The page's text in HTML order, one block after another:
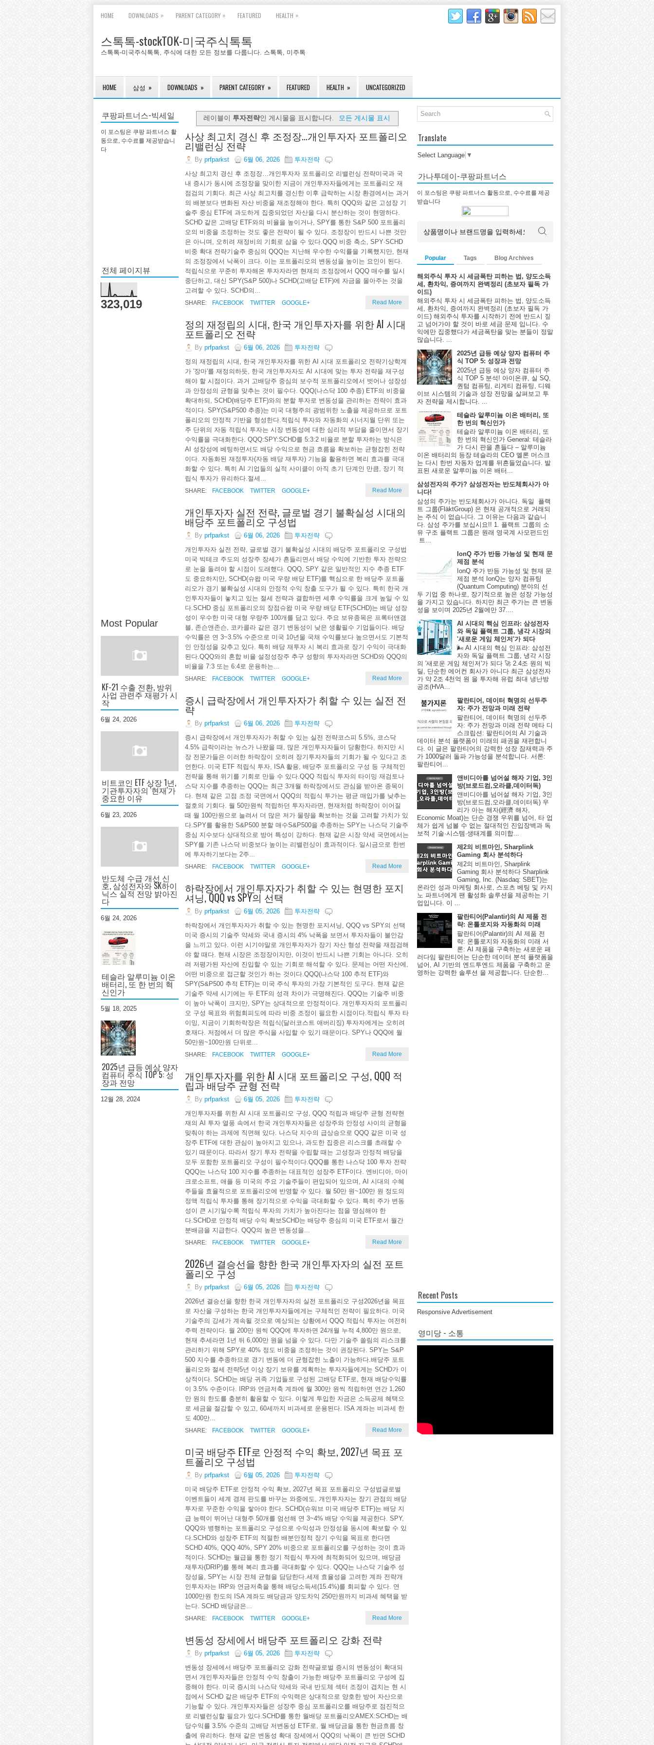
HOME DOWNLOADS » PARENT CATEGORY » FEATURED HEALTH »
스톡톡-stockTOK-미국주식톡톡
스톡톡-미국주식톡톡, 주식에 대한 모든 정보를 다룹니다. 스톡톡, 미주톡
HOME 삼성 » DOWNLOADS » PARENT CATEGORY » FEATURED HEALTH » UNCATEGORIZED
쿠팡파트너스-빅세일
이 포스팅은 쿠팡 파트너스 활
동으로, 수수료를 제공받습니
다
전체 페이지뷰
323,019
Most Popular
KF-21 수출 전환, 방위
사업 관련주 재평가 시
작
6월 24, 2026
비트코인 ETF 상장 1년,
기관투자자의 '현재'가
중요한 이유
6월 23, 2026
반도체 수급 개선 신
호, 삼성전자와 SK하이
닉스 실적 전망 밝아진
다
6월 24, 2026
테슬라 알루미늄 이온
배터리, 또 한 번의 혁
신인가
5월 18, 2025
2025년 급등 예상 양자
컴퓨터 주식 TOP 5: 성
장과 전망
12월 28, 2024
레이블이 투자전략인 게시물을 표시합니다. 모든 게시물 표시
사상 최고치 경신 후 조정장…개인투자자 포트폴리오
리밸런싱 전략
By prfparkst 6월 06, 2026
투자전략
사상 최고치 경신 후 조정장…개인투자자 포트폴리오 리밸런싱 전략미국과 국
내 증시가 동시에 조정장을 맞이한 지금이 개인투자자들에게는 포트폴리오 재
점검의 기회다. 최근 사상 최고치를 경신한 이후 급락하는 시장 환경에서는 과거
의 배분보다 변화된 자산 비중을 재조정해야 한다. 특히 QQQ와 같은 고성장 기
술주 중심 ETF에 과도하게 집중되었던 자산을 다시 분산하는 것이 현명하다.
SCHD 같은 고배당 ETF와의 비율을 높이거나, SPY를 통한 S&P 500 포트폴리
오의 비중을 조정하는 것도 좋은 전략이 될 수 있다. 조정장이 반드시 나쁜 것만
은 아니며, 오히려 재정비의 기회로 삼을 수 있다.QQQ 비중 축소, SPY·SCHD
비중 확대 전략기술주 중심의 QQQ는 지난해 우수한 수익률을 기록했지만, 현재
의 조정장에서 낙폭이 크다. 이는 포트폴리오의 변동성을 높이는 요인이 된다.
적립식으로 꾸준히 투자해온 투자자라면 현재의 조정장에서 QQQ 매수를 일시
중단하고, 대신 SPY(S&P 500)나 SCHD(고배당 ETF)에 자금을 몰아주는 것을
고려할 수 있다. SCHD의...
SHARE: FACEBOOK TWITTER GOOGLE+ Read More
정의 재정립의 시대, 한국 개인투자자를 위한 AI 시대
포트폴리오 전략
By prfparkst 6월 06, 2026
투자전략
정의 재정립의 시대, 한국 개인투자자를 위한 AI 시대 포트폴리오 전략기상학계
가 '장마'를 재정의하듯, 한국 개인투자자도 AI 시대에 맞는 투자 전략을 재구성
해야 할 시점이다. 과거 고배당주 중심의 보수적 포트폴리오에서 벗어나 성장성
과 안정성의 균형을 맞추는 것이 필수다. QQQ(나스닥 100 추종) ETF의 비중을
확대하되, SCHD(배당주 ETF)와의 분할 투자로 변동성을 관리하는 전략이 효과
적이다. SPY(S&P500 추종)는 미국 대형주의 광범위한 노출을 제공하므로 포트
폴리오의 안정적 기반을 형성한다.적립식 투자와 자동화의 시너지월 단위 또는
주 단위의 자동 적립식 투자는 시장 변동성에 대한 심리적 부담을 줄이면서 장기
수익률을 극대화한다. QQQ:SPY:SCHD를 5:3:2 비율로 분할 투자하는 방식은
AI 성장성에 베팅하면서도 배당 수익으로 현금 흐름을 확보하는 균형잡힌 전략
이다. 자동화된 재정투자(자동 배당 재투자) 기능을 활용하면 복리 효과를 극대
화할 수 있다. 특히 AI 기업들의 실적 사이클이 아직 초기 단계인 만큼, 장기 적
립식 투자가 유리하다.절세...
SHARE: FACEBOOK TWITTER GOOGLE+ Read More
개인투자자 실전 전략, 글로벌 경기 불확실성 시대의
배당주 포트폴리오 구성법
By prfparkst 6월 06, 2026
투자전략
개인투자자 실전 전략, 글로벌 경기 불확실성 시대의 배당주 포트폴리오 구성법
미국 빅테크 주도의 성장주 장세가 흔들리면서 배당 수익에 기반한 투자 전략으
로 눈을 돌려야 할 시점이 도래했다. QQQ, SPY 같은 일반적인 지수 추종 ETF
도 중요하지만, SCHD(슈왑 미국 우량 배당 ETF)를 핵심으로 한 배당주 포트폴
리오가 경기 불확실성 시대의 안정적 수익 창출 도구가 될 수 있다. 특히 한국 개
인투자자들이 놓치고 있는 절세 전략과 결합하면 세후 수익률을 크게 높일 수 있
다.SCHD 중심 포트폴리오의 장점슈왑 미국 우량 배당 ETF(SCHD)는 배당 성장
성이 우수한 미국 대형 우량주 100개를 담고 있다. 주요 보유종목은 프록터앤갬
블, 존슨앤존슨, 코카콜라 같은 경기 변동성이 낮은 생활필수 기업들이다. 배당
수익률은 연 3~3.5% 수준으로 미국 10년물 국채 수익률보다 높으면서도 기본적
인 안정성을 갖추고 있다. 특히 배당 재투자 시 복리 효과로 장기 수익이 극대화
된다.QQQ와의 혼합 비율 설정성장주 추구 성향의 투자자라면 SCHD와 QQQ의
비율을 7:3 또는 6:4로 운용하는...
SHARE: FACEBOOK TWITTER GOOGLE+ Read More
증시 급락장에서 개인투자자가 취할 수 있는 실전 전
략
By prfparkst 6월 06, 2026
투자전략
증시 급락장에서 개인투자자가 취할 수 있는 실전 전략코스피 5.5%, 코스닥
4.5% 급락이라는 뉴스가 나왔을 때, 많은 개인투자자들이 당황한다. 하지만 시
장 전문가들은 이러한 하락장이 오히려 장기투자자들의 기회가 될 수 있다고 조
언한다. 미국 ETF 적립식 투자, ISA 활용, 배당주 포트폴리오 구성 등 구체적인
전략을 통해 위기를 기회로 만들 수 있다.QQQ 적립식 투자의 타이밍 재검토나
스닥 지수를 추종하는 QQQ는 최근 3개월 하락장에서도 관심을 받아온 종목이
다. 현재 같은 고점 조정 국면에서 QQQ의 적립식 투가는 평균 매입가를 낮추는
절호의 기회다. 월 50만원씩 적립하던 투자자라면, 현재처럼 하락장이 이어질
때 월 100만원으로 늘려서 더 많은 저가 물량을 확보하는 것을 고려할 가치가 있
다.SPY를 활용한 S&P500 분할 매수S&P500을 추종하는 SPY는 나스닥 기술주
중심 지수보다 상대적으로 방어 특성이 강하다. 현재 같은 시장 약세 국면에서는
SPY를 기존 나스닥 비중보다 높이는 리밸런싱이 효과적이다. 일시금으로 한번
에 투자하기보다는 2주...
SHARE: FACEBOOK TWITTER GOOGLE+ Read More
하락장에서 개인투자자가 취할 수 있는 현명한 포지
셔닝, QQQ vs SPY의 선택
By prfparkst 6월 05, 2026
투자전략
하락장에서 개인투자자가 취할 수 있는 현명한 포지셔닝, QQQ vs SPY의 선택
미국 증시의 기술주 약세와 국내 증시의 4% 낙폭을 보면서 투자자들이 불안감
을 느끼고 있다. 이런 시기야말로 개인투자자가 장기 자산 형성 전략을 재점검해
야 할 때다. 현재 시장은 조정장이지만, 이것이 반드시 나쁜 기회는 아니다. 오히
려 저평가된 자산에 진입할 수 있는 기회로 해석할 수 있다. 문제는 어떤 자산에,
어떤 비중으로 접근할 것인가 하는 것이다.QQQ(나스닥 100 추적 ETF)와
SPY(S&P500 추적 ETF)는 미국 주식 투자의 가장 기본적인 도구다. 현재 같은
기술주 약세 시기에는 두 ETF의 성격 차이가 극명해진다. QQQ는 기술주 비중
이 높아 낙폭이 크지만, SPY는 상대적으로 안정적이다. 개인투자자의 포트폴리
오 구성 목표와 위험회피도에 따라 비중 조정이 필요한 시점이다.적립식 투자 타
이밍, 지금이 기회하락장은 적립식(달러코스트 애버리징) 투자자에게는 오히려
호재다. 저점에서 더 많은 주식을 사입할 수 있기 때문이다. SPY나 QQQ에 월
50만원~100만원 단위로...
SHARE: FACEBOOK TWITTER GOOGLE+ Read More
개인투자자를 위한 AI 시대 포트폴리오 구성, QQQ 적
립과 배당주 균형 전략
By prfparkst 6월 05, 2026
투자전략
개인투자자를 위한 AI 시대 포트폴리오 구성, QQQ 적립과 배당주 균형 전략현
재의 AI 투자 열풍 속에서 한국 개인투자자들은 성장주와 안정성 사이의 균형을
맞춰야 하는 과제에 직면해 있다. 나스닥 지수의 급상승으로 QQQ 같은 미국 성
장주 ETF에 대한 관심이 높아지고 있으나, 과도한 집중은 리스크를 초래할 수
있기 때문이다. 따라서 장기 투자 전략을 수립할 때는 고성장과 안정적 배당을
모두 포함한 포트폴리오 구성이 필수적이다.QQQ를 통한 나스닥 100 투자 전략
QQQ는 나스닥 100 지수를 추종하는 대표적인 성장주 ETF이다. 엔비디아, 마이
크로소프트, 애플 등 미국의 주요 기술주들이 편입되어 있으며, AI 시대의 수혜
주들을 효율적으로 포트폴리오에 반영할 수 있다. 월 50만 원~100만 원 정도의
정액 적립식 투자를 통해 장기적으로 수익을 극대화할 수 있다. 특히 주가 변동
성이 큰 시기일수록 적립식 투자의 가치가 높아진다는 점을 명심해야 한
다.SCHD로 안정적 배당 수익 확보SCHD는 배당주 중심의 미국 ETF로서 월간
분배금을 지급한다. QQQ의 높은 변동성을...
SHARE: FACEBOOK TWITTER GOOGLE+ Read More
2026년 결승선을 향한 한국 개인투자자의 실전 포트
폴리오 구성
By prfparkst 6월 05, 2026
투자전략
2026년 결승선을 향한 한국 개인투자자의 실전 포트폴리오 구성2026년을 목표
로 자산을 구성하는 한국 개인투자자들에게는 구체적인 전략이 필요하다. 미국
기술주의 강세가 계속될 것으로 예상되는 상황에서 QQQ 적립식 투자는 여전히
주력 전략이다. 월 200만 원씩 QQQ에 투자하면 24개월 누적 4,800만 원으로,
현재 추세라면 1년 뒤 6,000만 원을 넘을 수 있다. 다만 기술주 쏠림의 리스크를
관리하기 위해 SPY로 40% 정도 비중을 조정하는 것이 권장된다. SPY는 S&P
500 지수를 추종하므로 경기 변동에 더 균형잡힌 노출이 가능하다.배당주 포트
폴리오와 절세 전략5년 이상 장기 보유를 계획하는 투자자들에게는 SCHD가 이
상적이다. SCHD는 배당 귀족 기업들로 구성된 고배당 ETF로, 현재 배당수익률
이 3.5% 수준이다. IRP와 연금저축 계좌에 월 300만 원씩 적립하면 연간 1,260
만 원의 한도를 충분히 활용할 수 있다. 이렇게 투입한 자금은 소득공제 혜택으
로 세금을 절감할 수 있고, 60세까지 비과세로 운용된다. ISA 계좌는 비과세 한
도 400만...
SHARE: FACEBOOK TWITTER GOOGLE+ Read More
미국 배당주 ETF로 안정적 수익 확보, 2027년 목표 포
트폴리오 구성법
By prfparkst 6월 05, 2026
투자전략
미국 배당주 ETF로 안정적 수익 확보, 2027년 목표 포트폴리오 구성법글로벌
이벤트들이 세계 경제 판도를 바꾸는 와중에도, 개인투자자는 장기 관점의 배당
투자로 꾸준한 수익을 쌓아야 한다. SCHD(슈워브 미국 배당주 ETF)는 배당 지
급 능력이 뛰어난 대형주 50개를 엄선해 연 3~4% 배당 수익을 제공한다. SPY,
QQQ와 병행하는 포트폴리오 구성으로 수익성과 안정성을 동시에 확보할 수 있
다.SCHD와 성장주 ETF의 적절한 배분안정적 장기 수익을 목표로 한다면
SCHD 40%, QQQ 40%, SPY 20% 비중으로 포트폴리오를 구성하는 것이 효과
적이다. SCHD는 월급을 통한 정기 적립식 투자에 최적화되어 있으며, 배당금
재투자(DRIP)를 통해 복리 효과를 극대화할 수 있다. QQQ는 나스닥 기술주 성
장성을, SPY는 시장 전체 균형을 담당한다.세제 효율성을 고려한 계좌 전략개
인투자자는 IRP와 연금저축을 통해 배당소득세(15.4%)를 회피할 수 있다. 연
1000만원 한도의 ISA 계좌도 배당금과 양도차익 250만원까지 비과세 혜택을 받
는다. SCHD 배당금은...
SHARE: FACEBOOK TWITTER GOOGLE+ Read More
변동성 장세에서 배당주 포트폴리오 강화 전략
By prfparkst 6월 05, 2026
투자전략
변동성 장세에서 배당주 포트폴리오 강화 전략글로벌 증시의 변동성이 확대되
면서 개인투자자들은 안정적 수익 창출이 가능한 배당주 포트폴리오 구성에 집
중해야 한다. 미국 증시의 나스닥 약세와 국내 반도체 섹터 조정이 겹치는 현 시
점에서 SCHD 같은 배당주 ETF의 수익력은 상대적으로 양호한 방어 자산으로
기능할 수 있다. 개인투자자들은 성장주 중심 포트폴리오를 배당주로 점진적으
로 리밸런싱할 필요가 있다.SCHD를 통한 월배당 포트폴리오AMEX:SCHD는 배
당수익률 3.5% 수준의 고배당 저변동성 ETF로, 월 배당금을 통한 현금흐름 창
출에 유리하다. 현재 같은 변동성 확대 장세에서 QQQ의 낙폭이 큰 반면 SCHD
Translate
Select Language ▼
가나투데이-쿠팡파트너스
이 포스팅은 쿠팡 파트너스 활동으로, 수수료를 제공
받습니다
Popular Tags Blog Archives
해외주식 투자 시 세금폭탄 피하는 법, 양도소득
세, 환차익, 증여까지 완벽정리 (초보자 필독 가
이드)
해외주식 투자 시 세금폭탄 피하는 법, 양도소득
세, 환차익, 증여까지 완벽정리 (초보자 필독 가
이드) 해외주식 투자를 시작하기 전에 반드시 짚
고 넘어가야 할 것이 바로 세금 문제 입니다. 수
익에만 집중했다가 세금폭탄을 맞는 분들이 정말
많습니다. ...
2025년 급등 예상 양자 컴퓨터 주
식 TOP 5: 성장과 전망
2025년 급등 예상 양자 컴퓨터 주
식 TOP 5 분석! 아이온큐, 실 SQ,
퀀텀 컴퓨팅, 리게티 컴퓨팅, 디웨
이브 시스템의 기술과 성장 전망을 살펴보고 투
자 전략을 제시합니다. ...
테슬라 알루미늄 이온 배터리, 또
한 번의 혁신인가
테슬라 알루미늄 이온 배터리, 또
한 번의 혁신인가 General: 테슬라
가 다시 판을 흔들다 – 알루미늄
이온 배터리의 등장 테슬라의 CEO 엘론 머스크
는 다시 한번 자동차 업계를 뒤흔들었습니다. 발
표된 새로운 알루미늄 이온 배터...
삼성전자의 주가? 삼성전자는 반도체회사가 아
니다!
삼성의 주가는 반도체회사가 아니다. 독일 플랙
트 그룹(FläktGroup) 은 현재 공개적으로 거래되
는 주식 이 없습니다. 그 이유는 다음과 같습니
다. 삼성 주가를 보십시요!! 1. 플랙트 그룹의 소
유 구조 플랙트 그룹은 원래 영국계 사모펀드인
트...
IonQ 주가 반등 가능성 및 현재 문
제점 분석
IonQ 주가 반등 가능성 및 현재 문
제점 분석 IonQ는 양자 컴퓨팅
(Quantum Computing) 분야의 선
두 기업 중 하나로, 장기적으로 높은 성장 가능성
을 가지고 있습니다. 하지만 최근 주가는 큰 변동
성을 보이며 2025년 2월에만 37....
AI 시대의 핵심 인프라: 삼성전자
와 독일 플랙트 그룹, 냉각 시장의
'새로운 게임 체인저'가 되다
🌬️ AI 시대의 핵심 인프라: 삼성전
자와 독일 플랙트 그룹, 냉각 시장
의 '새로운 게임 체인저'가 되다 🚀 2.4조 원의 빅
딜, 단순한 에어컨 회사가 아니다 최근 삼성전자
가 약 2조 4천억 원 을 투자해 유럽 최대 냉난방
공조(HVA...
팔란티어, 데이터 혁명의 선두주
자: 주가 전망과 미래 전략
팔란티어, 데이터 혁명의 선두주
자: 주가 전망과 미래 전략 메타 디
스크립션: 팔란티어의 AI 기술과
데이터 분석 플랫폼이 미래의 패권을 재편합니
다. 이 글은 팔란티어의 강력한 성장 잠재력과 주
가 1000달러 돌파 가능성을 분석합니다. 서론:
팔란티어...
앤비디아를 넘어설 해자 기업, 3인
방(브로드컴,오라클,데이터독)
앤비디아를 넘어설 해자 기업, 3인
방(브로드컴,오라클,데이터독) 우
리가 아는 해자(經濟 해자,
Economic Moat)는 단순 경쟁 우위를 넘어, 타 업
체가 쉽게 넘볼 수 없는 절대적인 진입장벽과 독
보적 기술·시스템·생태계를 의미합...
제2의 비트마인, Sharplink
Gaming 회사 분석하다
제2의 비트마인, Sharplink
Gaming 회사 분석하다 Sharplink
Gaming, Inc. (Nasdaq: SBET)는
온라인 성과 마케팅 회사로, 스포츠 베팅 및 카지
노 파트너에게 팬 활성화 솔루션을 제공하는 기
업입니다. 이 ...
팔란티어(Palantir)의 AI 제품 전
략: 온톨로지와 자동화의 미래
팔란티어(Palantir)의 AI 제품 전
략: 온톨로지와 자동화의 미래 서
론: AI 제품을 구축하는 새로운 패
러다임 팔란티어는 단순한 데이터 분석 플랫폼을
넘어, AI 기반의 엔드투엔드 제품을 구축하고 운
영하는 강력한 솔루션 을 제공합니다. 단순한...
Recent Posts
Responsive Advertisement
영미당 - 소통